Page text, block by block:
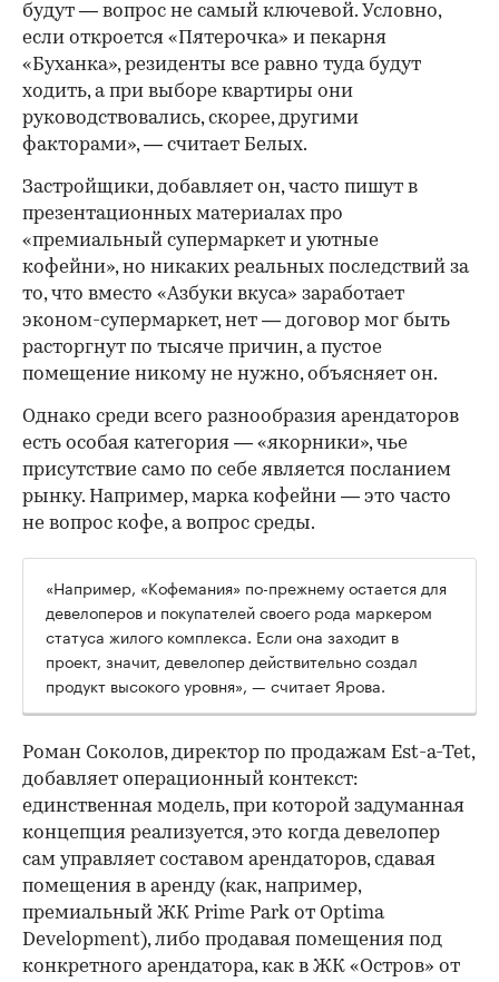
будут — вопрос не самый ключевой. Условно,
если откроется «Пятерочка» и пекарня
«Буханка», резиденты все равно туда будут
ходить, а при выборе квартиры они
руководствовались, скорее, другими
факторами», — считает Белых.
Застройщики, добавляет он, часто пишут в
презентационных материалах про
«премиальный супермаркет и уютные
кофейни», но никаких реальных последствий за
то, что вместо «Азбуки вкуса» заработает
эконом-супермаркет, нет — договор мог быть
расторгнут по тысяче причин, а пустое
помещение никому не нужно, объясняет он.
Однако среди всего разнообразия арендаторов
есть особая категория — «якорники», чье
присутствие само по себе является посланием
рынку. Например, марка кофейни — это часто
не вопрос кофе, а вопрос среды.
«Например, «Кофемания» по-прежнему остается для
девелоперов и покупателей своего рода маркером
статуса жилого комплекса. Если она заходит в
проект, значит, девелопер действительно создал
продукт высокого уровня», — считает Ярова.
Роман Соколов, директор по продажам Est-a-Tet,
добавляет операционный контекст:
единственная модель, при которой задуманная
концепция реализуется, это когда девелопер
сам управляет составом арендаторов, сдавая
помещения в аренду (как, например,
премиальный ЖК Prime Park от Optima
Development), либо продавая помещения под
конкретного арендатора, как в ЖК «Остров» от